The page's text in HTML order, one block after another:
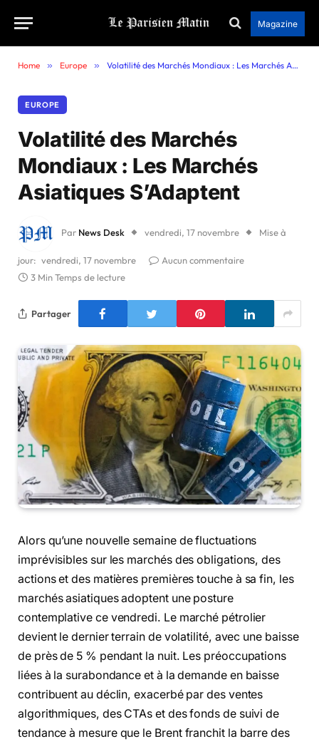
Magazine
Home » Europe » Volatilité des Marchés Mondiaux : Les Marchés Asiatiques S’Adaptent
EUROPE
Volatilité des Marchés
Mondiaux : Les Marchés
Asiatiques S’Adaptent
Par News Desk vendredi, 17 novembre Mise à
jour: vendredi, 17 novembre
Aucun commentaire
3 Min Temps de lecture
Partager
Alors qu’une nouvelle semaine de fluctuations
imprévisibles sur les marchés des obligations, des
actions et des matières premières touche à sa fin, les
marchés asiatiques adoptent une posture
contemplative ce vendredi. Le marché pétrolier
devient le dernier terrain de volatilité, avec une baisse
de près de 5 % pendant la nuit. Les préoccupations
liées à la surabondance et à la demande en baisse
contribuent au déclin, exacerbé par des ventes
algorithmiques, des CTAs et des fonds de suivi de
tendance à mesure que le Brent franchit la barre des